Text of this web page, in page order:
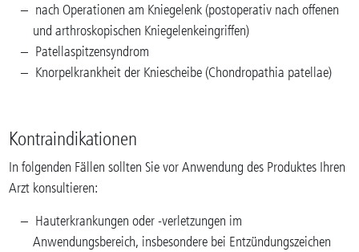
nach Operationen am Kniegelenk (postoperativ nach offenen
und arthroskopischen Kniegelenkeingriffen)
Patellaspitzensyndrom
Knorpelkrankheit der Kniescheibe (Chondropathia patellae)
Kontraindikationen
In folgenden Fällen sollten Sie vor Anwendung des Produktes Ihren
Arzt konsultieren:
Hauterkrankungen oder -verletzungen im
Anwendungsbereich, insbesondere bei Entzündungszeichen